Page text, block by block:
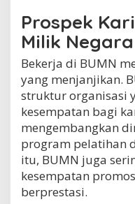
Prospek
Milik Negara
Bekerja di BUMN
yang menjanjikan.
struktur organisasi
kesempatan bagi
mengembangkan
program pelatihan
itu, BUMN juga
kesempatan
berprestasi.